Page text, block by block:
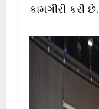
કામગીરી કરી છે.